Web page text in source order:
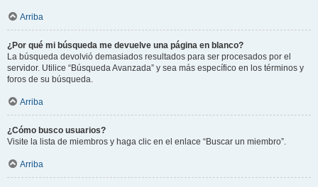
Arriba
¿Por qué mi búsqueda me devuelve una página en blanco?
La búsqueda devolvió demasiados resultados para ser procesados por el
servidor. Utilice “Búsqueda Avanzada” y sea más específico en los términos y
foros de su búsqueda.
Arriba
¿Cómo busco usuarios?
Visite la lista de miembros y haga clic en el enlace “Buscar un miembro”.
Arriba